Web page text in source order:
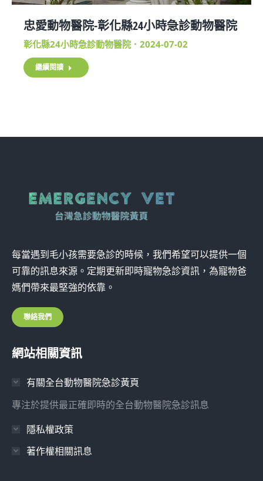
忠愛動物醫院-彰化縣24小時急診動物醫院
彰化縣24小時急診動物醫院 2024-07-02
繼續閱讀
每當遇到毛小孩需要急診的時候，我們希望可以提供一個
可靠的訊息來源。定期更新即時寵物急診資訊，為寵物爸
媽們帶來最堅強的依靠。
聯絡我們
網站相關資訊
有關全台動物醫院急診黃頁
專注於提供最正確即時的全台動物醫院急診訊息
隱私權政策
著作權相關訊息